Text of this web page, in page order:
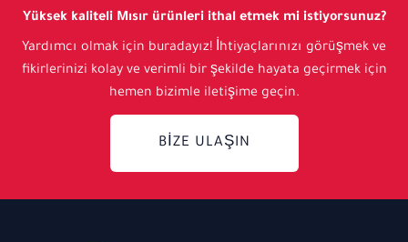
Yüksek kaliteli Mısır ürünleri ithal etmek mi istiyorsunuz?
Yardımcı olmak için buradayız! İhtiyaçlarınızı görüşmek ve
fikirlerinizi kolay ve verimli bir şekilde hayata geçirmek için
hemen bizimle iletişime geçin.
BIZE ULAŞIN